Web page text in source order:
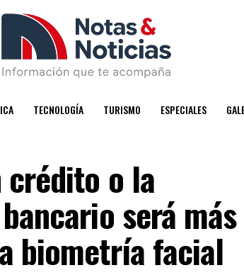
TECNOLOGÍA TURISMO ESPECIALES
crédito o la
será más
biometría facial